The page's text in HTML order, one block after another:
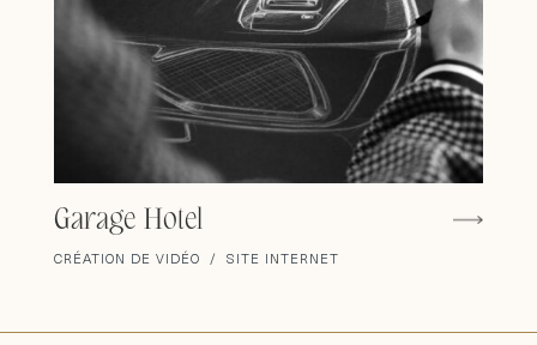
Garage Hotel
CRÉATION DE VIDÉO / SITE INTERNET